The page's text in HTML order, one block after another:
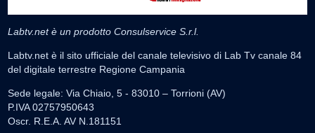
Labtv.net è un prodotto Consulservice S.r.l.
Labtv.net è il sito ufficiale del canale televisivo di Lab Tv canale 84
del digitale terrestre Regione Campania
Sede legale: Via Chiaio, 5 - 83010 – Torrioni (AV)
P.IVA 02757950643
Oscr. R.E.A. AV N.181151